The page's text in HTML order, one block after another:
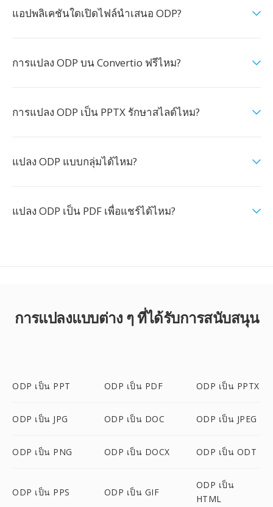
แอปพลิเคชันใดเปิดไฟล์นำเสนอ ODP?
การแปลง ODP บน Convertio ฟรีไหม?
การแปลง ODP เป็น PPTX รักษาสไลด์ไหม?
แปลง ODP แบบกลุ่มได้ไหม?
แปลง ODP เป็น PDF เพื่อแชร์ได้ไหม?
การแปลงแบบต่าง ๆ ที่ได้รับการสนับสนุน
ODP เป็น PPT ODP เป็น PDF ODP เป็น PPTX
ODP เป็น JPG ODP เป็น DOC ODP เป็น JPEG
ODP เป็น PNG ODP เป็น DOCX ODP เป็น ODT
ODP เป็น PPS ODP เป็น GIF
ODP เป็น
HTML